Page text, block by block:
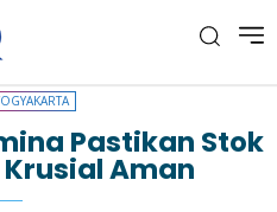
Pastikan Stok
Krusial Aman